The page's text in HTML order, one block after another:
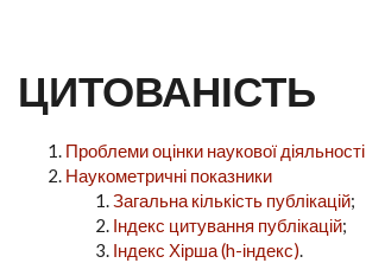
ЦИТОВАНІСТЬ
Проблеми оцінки наукової діяльності
Наукометричні показники
Загальна кількість публікацій;
Індекс цитування публікацій;
Індекс Хірша (h-індекс).